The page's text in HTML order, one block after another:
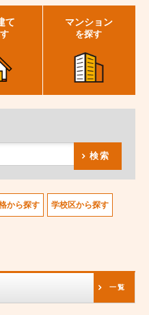
て マンション
を探す
検索
から探す 学校区から探す
一覧